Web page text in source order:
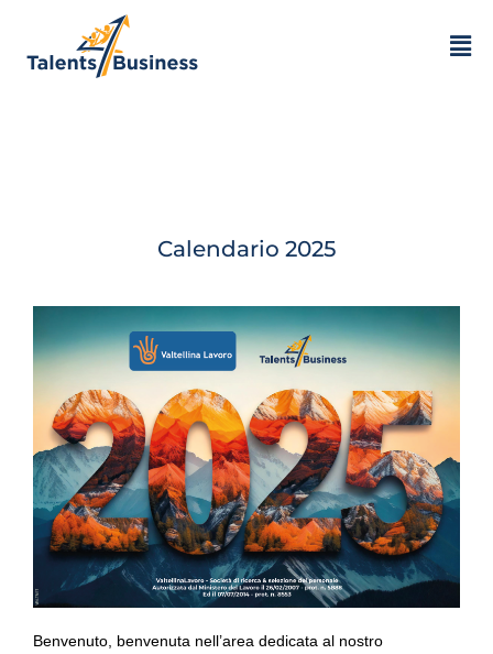
Calendario 2025 –
Calendario 2025
Benvenuto, benvenuta nell’area dedicata al nostro